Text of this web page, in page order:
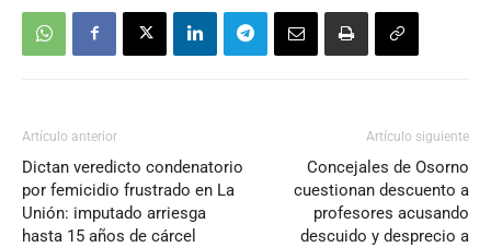
Artículo anterior
Dictan veredicto condenatorio
por femicidio frustrado en La
Unión: imputado arriesga
hasta 15 años de cárcel
Artículo siguiente
Concejales de Osorno
cuestionan descuento a
profesores acusando
descuido y desprecio a